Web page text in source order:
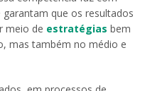
que os resultados
meio de estratégias bem
mas também no médio e